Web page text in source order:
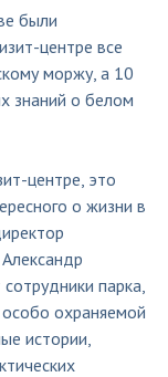
были
центре все
моржу, а 10
знаний о белом
центре, это
о жизни в
парка,
охраняемой
истории,